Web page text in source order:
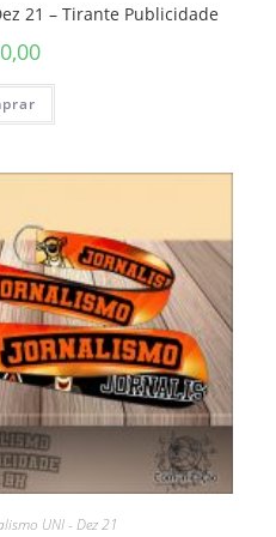
21 – Tirante Publicidade
UNI - Dez 21